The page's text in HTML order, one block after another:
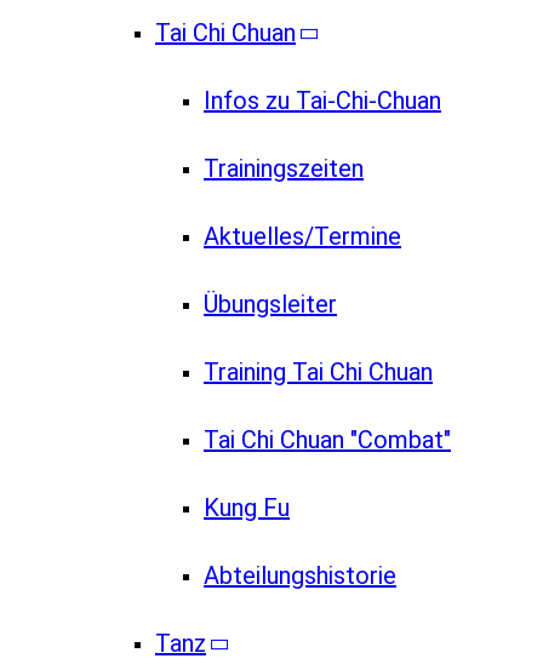
Tai Chi Chuan
Infos zu Tai-Chi-Chuan
Trainingszeiten
Aktuelles/Termine
Übungsleiter
Training Tai Chi Chuan
Tai Chi Chuan "Combat"
Kung Fu
Abteilungshistorie
Tanz